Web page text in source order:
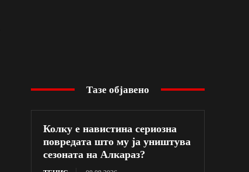
Тазе објавено
Колку е навистина сериозна
повредата што му ја уништува
сезоната на Алкараз?